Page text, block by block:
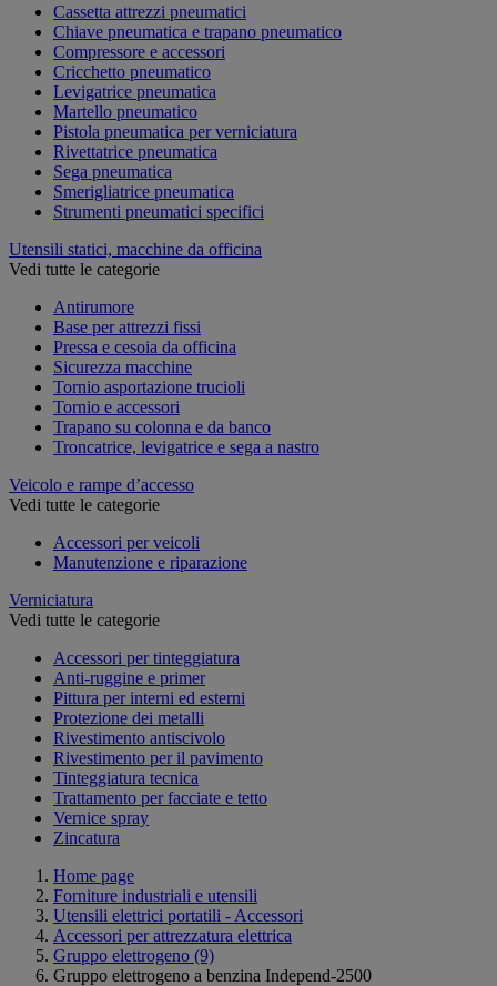
Cassetta attrezzi pneumatici
Chiave pneumatica e trapano pneumatico
Compressore e accessori
Cricchetto pneumatico
Levigatrice pneumatica
Martello pneumatico
Pistola pneumatica per verniciatura
Rivettatrice pneumatica
Sega pneumatica
Smerigliatrice pneumatica
Strumenti pneumatici specifici
Utensili statici, macchine da officina
Vedi tutte le categorie
Antirumore
Base per attrezzi fissi
Pressa e cesoia da officina
Sicurezza macchine
Tornio asportazione trucioli
Tornio e accessori
Trapano su colonna e da banco
Troncatrice, levigatrice e sega a nastro
Veicolo e rampe d’accesso
Vedi tutte le categorie
Accessori per veicoli
Manutenzione e riparazione
Verniciatura
Vedi tutte le categorie
Accessori per tinteggiatura
Anti-ruggine e primer
Pittura per interni ed esterni
Protezione dei metalli
Rivestimento antiscivolo
Rivestimento per il pavimento
Tinteggiatura tecnica
Trattamento per facciate e tetto
Vernice spray
Zincatura
Home page
Forniture industriali e utensili
Utensili elettrici portatili - Accessori
Accessori per attrezzatura elettrica
Gruppo elettrogeno (9)
Gruppo elettrogeno a benzina Independ-2500